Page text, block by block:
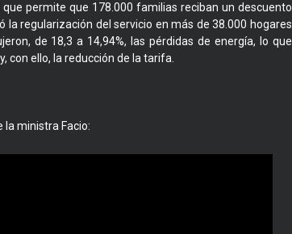
permite que 178.000 familias reciban un descuento
regularización del servicio en más de 38.000 hogares
de 18,3 a 14,94%, las pérdidas de energía, lo que
con ello, la reducción de la tarifa.
la ministra Facio: